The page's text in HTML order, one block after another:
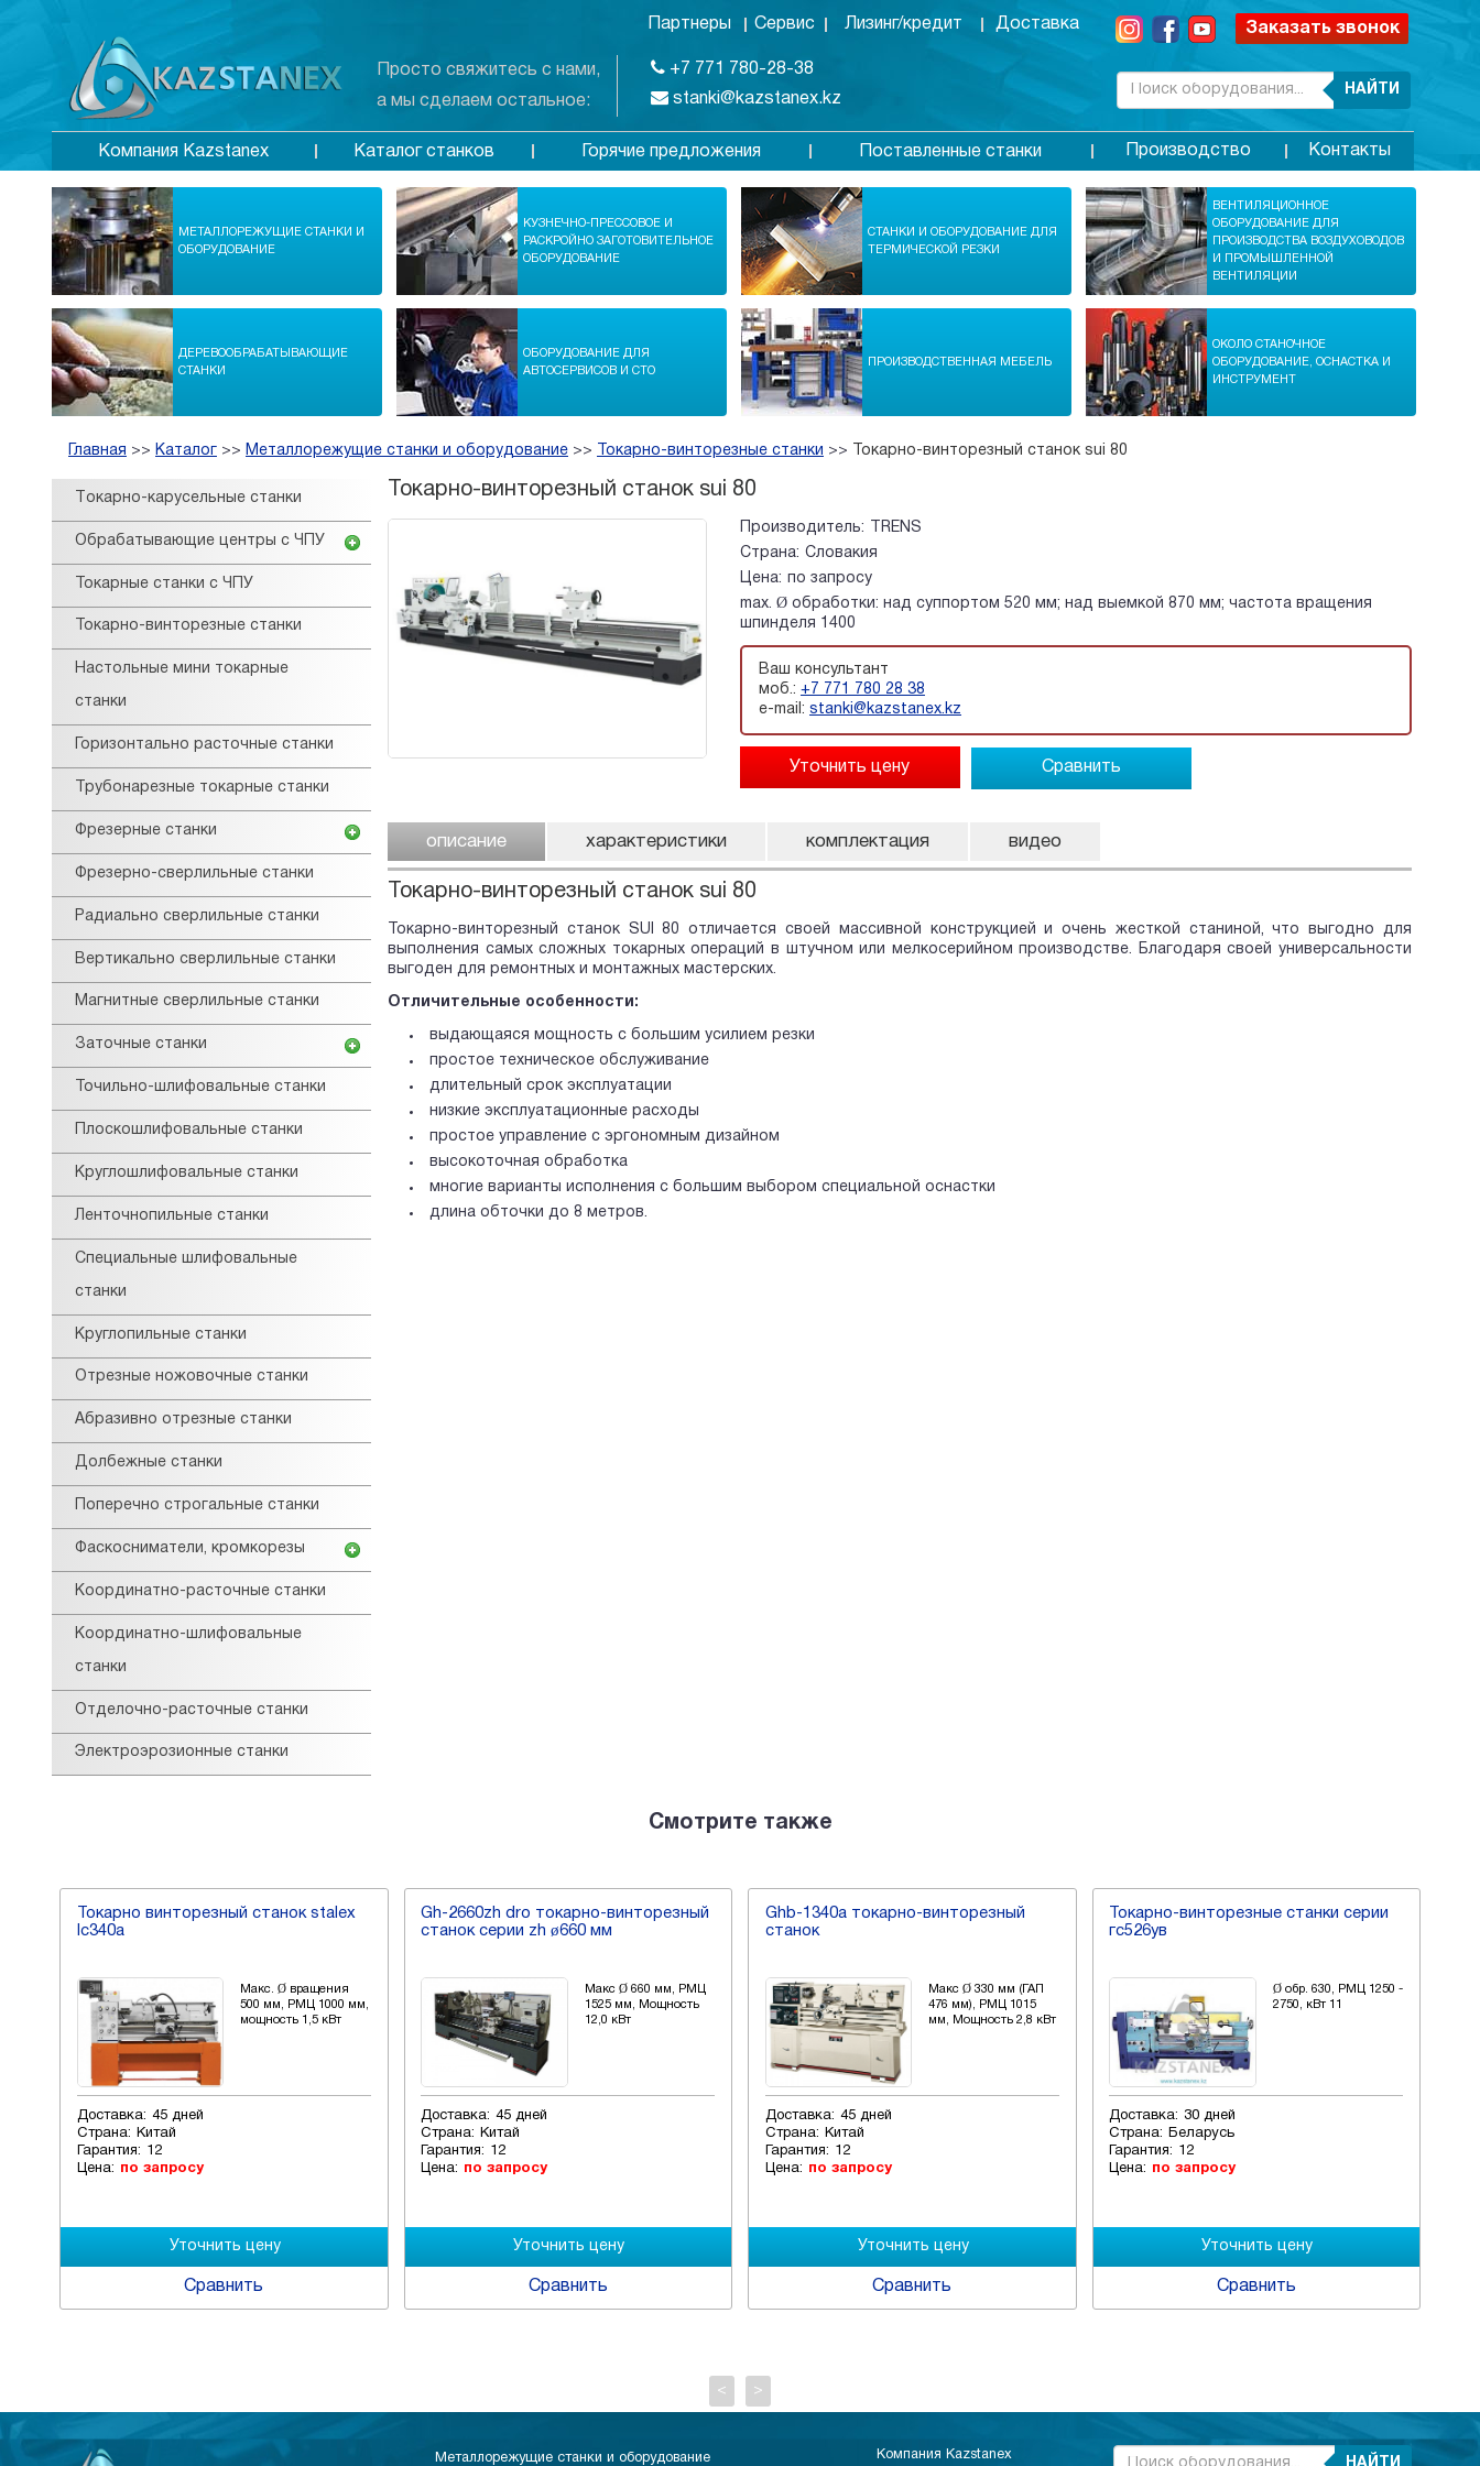
Просто свяжитесь с нами,
а мы сделаем остальное:
Партнеры Сервис Лизинг/кредит Доставка
+7 771 780-28-38
stanki@kazstanex.kz
Заказать звонок
НАЙТИ
Компания Kazstanex Каталог станков Горячие предложения Поставленные станки Производство Контакты
МЕТАЛЛОРЕЖУЩИЕ СТАНКИ И
ОБОРУДОВАНИЕ
КУЗНЕЧНО-ПРЕССОВОЕ И
РАСКРОЙНО ЗАГОТОВИТЕЛЬНОЕ
ОБОРУДОВАНИЕ
СТАНКИ И ОБОРУДОВАНИЕ ДЛЯ
ТЕРМИЧЕСКОЙ РЕЗКИ
ВЕНТИЛЯЦИОННОЕ
ОБОРУДОВАНИЕ ДЛЯ
ПРОИЗВОДСТВА ВОЗДУХОВОДОВ
И ПРОМЫШЛЕННОЙ
ВЕНТИЛЯЦИИ
ДЕРЕВООБРАБАТЫВАЮЩИЕ
СТАНКИ
ОБОРУДОВАНИЕ ДЛЯ
АВТОСЕРВИСОВ И СТО
ПРОИЗВОДСТВЕННАЯ МЕБЕЛЬ
ОКОЛО СТАНОЧНОЕ
ОБОРУДОВАНИЕ, ОСНАСТКА И
ИНСТРУМЕНТ
Главная >> Каталог >> Металлорежущие станки и оборудование >> Токарно-винторезные станки >> Токарно-винторезный станок sui 80
Tокарнo-карусельные станки
Обрабатывающие центры с ЧПУ
Токарные станки с ЧПУ
Токарно-винторезные станки
Настольные мини токарные
станки
Горизонтально расточные станки
Трубонарезные токарные станки
Фрезерные станки
Фрезерно-сверлильные станки
Радиально сверлильные станки
Вертикально сверлильные станки
Магнитные сверлильные станки
Заточные станки
Точильно-шлифовальные станки
Плоскошлифовальные станки
Круглошлифовальные станки
Ленточнопильные станки
Специальные шлифовальные
станки
Круглопильные станки
Отрезные ножовочные станки
Абразивно отрезные станки
Долбежные станки
Поперечно строгальные станки
Фаскосниматели, кромкорезы
Координатно-расточные станки
Координатно-шлифовальные
станки
Отделочно-расточные станки
Электроэрозионные станки
Токарно-винторезный станок sui 80
Производитель:
TRENS
Страна: Словакия
Цена: по запросу
max. Ø обработки: над суппортом 520 мм; над выемкой 870 мм; частота вращения
шпинделя 1400
Ваш консультант
моб.: +7 771 780 28 38
e-mail: stanki@kazstanex.kz
Сравнить
описание характеристики комплектация видео
Токарно-винторезный станок sui 80
Токарно-винторезный станок SUI 80 отличается своей массивной конструкцией и очень жесткой станиной, что выгодно для
выполнения самых сложных токарных операций в штучном или мелкосерийном производстве. Благодаря своей универсальности
выгоден для ремонтных и монтажных мастерских.
Отличительные особенности:
выдающаяся мощность с большим усилием резки
простое техническое обслуживание
длительный срок эксплуатации
низкие эксплуатационные расходы
простое управление с эргономным дизайном
высокоточная обработка
многие варианты исполнения с большим выбором специальной оснастки
длина обточки до 8 метров.
Смотрите также
Токарно винторезный станок stalex
lc340a
Макс. Ø вращения
500 мм, РМЦ 1000 мм,
мощность 1,5 кВт
Доставка: 45 дней
Страна:
Китай
Гарантия: 12
Цена: по запросу
Сравнить
Gh-2660zh dro токарно-винторезный
станок серии zh ø660 мм
Макс Ø 660 мм, РМЦ
1525 мм, Мощность
12,0 кВт
Доставка: 45 дней
Страна:
Китай
Гарантия: 12
Цена: по запросу
Сравнить
Ghb-1340a токарно-винторезный
станок
Макс Ø 330 мм (ГАП
476 мм), РМЦ 1015
мм, Мощность 2,8 кВт
Доставка: 45 дней
Страна:
Китай
Гарантия: 12
Цена: по запросу
Сравнить
Токарно-винторезные станки серии
гс526ув
Ø обр. 630, РМЦ 1250 -
2750, кВт 11
Доставка: 30 дней
Страна:
Беларусь
Гарантия: 12
Цена: по запросу
Сравнить
< >
Металлорежущие станки и оборудование Компания Kazstanex
НАЙТИ